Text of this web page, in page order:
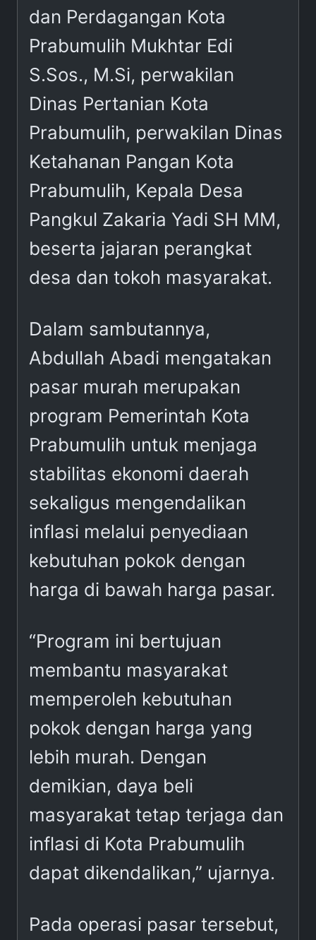
dan Perdagangan Kota
Prabumulih Mukhtar Edi
S.Sos., M.Si, perwakilan
Dinas Pertanian Kota
Prabumulih, perwakilan Dinas
Ketahanan Pangan Kota
Prabumulih, Kepala Desa
Pangkul Zakaria Yadi SH MM,
beserta jajaran perangkat
desa dan tokoh masyarakat.
Dalam sambutannya,
Abdullah Abadi mengatakan
pasar murah merupakan
program Pemerintah Kota
Prabumulih untuk menjaga
stabilitas ekonomi daerah
sekaligus mengendalikan
inflasi melalui penyediaan
kebutuhan pokok dengan
harga di bawah harga pasar.
“Program ini bertujuan
membantu masyarakat
memperoleh kebutuhan
pokok dengan harga yang
lebih murah. Dengan
demikian, daya beli
masyarakat tetap terjaga dan
inflasi di Kota Prabumulih
dapat dikendalikan,” ujarnya.
Pada operasi pasar tersebut,